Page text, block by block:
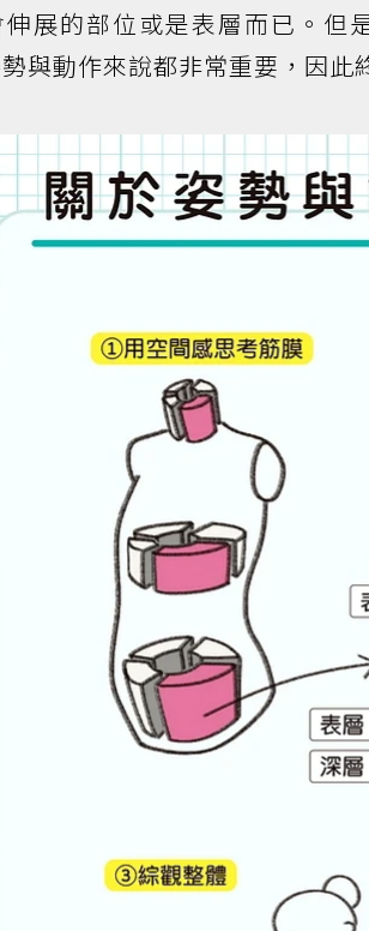
展的部位或是表層而已。但
與動作來說都非常重要，因此